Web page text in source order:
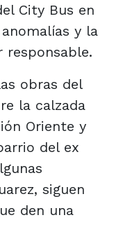
City Bus en
y la
responsable.
obras del
la calzada
Oriente y
del ex
siguen
den una